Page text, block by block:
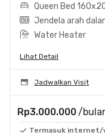
Queen Bed
Jendela arah
Water Heater
Lihat Detail
Jadwalkan Visit
Rp3.000.000 /
Termasuk internet/